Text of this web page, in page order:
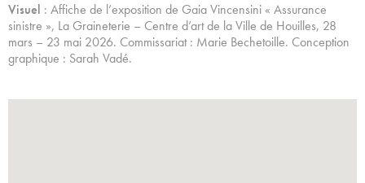
Visuel : Affiche de l’exposition de Gaia Vincensini « Assurance
sinistre », La Graineterie – Centre d’art de la Ville de Houilles, 28
mars – 23 mai 2026. Commissariat : Marie Bechetoille. Conception
graphique : Sarah Vadé.